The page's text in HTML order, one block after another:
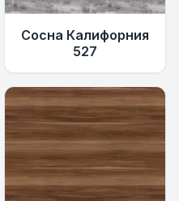
Сосна Калифорния
527